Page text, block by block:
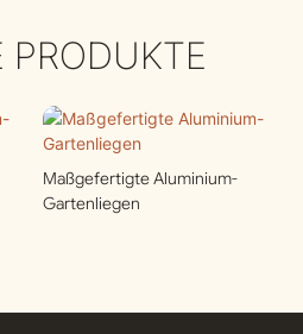
PRODUKTE
Maßgefertigte Aluminium-
Gartenliegen